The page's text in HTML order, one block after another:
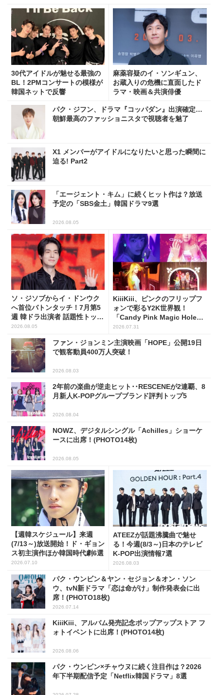
30代アイドルが魅せる最強の
BL！2PMコンサートの模様が
韓国ネットで反響
麻薬容疑のイ・ソンギュン、
お蔵入りの危機に直面したド
ラマ・映画＆共演俳優
パク・ジフン、ドラマ『コッパダン』出演確定…
朝鮮最高のファッショニスタで視聴者を魅了
X1 メンバーがアイドルになりたいと思った瞬間に
迫る! Part2
「エージェント・キム」に続くヒット作は？放送
予定の「SBS金土」韓国ドラマ9選
2026.08.05
ソ・ジソブからイ・ドンウク
へ首位バトンタッチ！7月第5
週 韓ドラ出演者 話題性トップ
5
2026.08.05
KiiiKiii、ピンクのフリップフ
ォンで彩るY2K世界観！
「Candy Pink Magic Hole
Flip Phone」公開
2026.07.31
ファン・ジョンミン主演映画「HOPE」公開19日
で観客動員400万人突破！
2026.08.03
2年前の楽曲が逆走ヒット･･RESCENEが2連覇、8
月新人K-POPグループブランド評判トップ5
2026.08.04
NOWZ、デジタルシングル「Achilles」ショーケ
ースに出席！(PHOTO14枚)
2026.08.05
【週韓スケジュール】来週
(7/13～)放送開始！ド・ギョン
ス初主演作ほか韓国時代劇6選
2026.07.10
ATEEZが話題沸騰曲で魅せ
る！今週(8/3～)日本のテレビ
K-POP出演情報7選
2026.08.03
パク・ウンビン＆ヤン・セジョン＆オン・ソン
ウ、tvN新ドラマ「恋は命がけ」制作発表会に出
席！(PHOTO18枚)
2026.07.14
KiiiKiii、アルバム発売記念ポップアップストア フ
ォトイベントに出席！(PHOTO14枚)
2026.08.06
パク・ウンビン×チャウヌに続く注目作は？2026
年下半期配信予定「Netflix韓国ドラマ」8選